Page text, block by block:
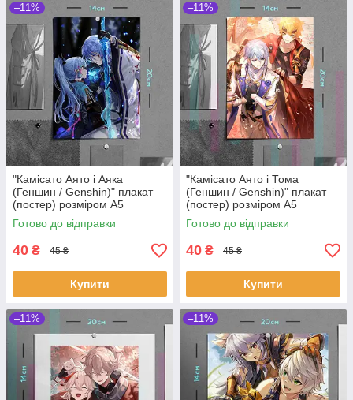
–11%
"Камісато Аято і Аяка
(Геншин / Genshin)" плакат
(постер) розміром А5
(14х20см)
Готово до відправки
40 ₴ 45 ₴
Купити
–11%
"Камісато Аято і Тома
(Геншин / Genshin)" плакат
(постер) розміром А5
(14х20см)
Готово до відправки
40 ₴ 45 ₴
Купити
–11% –11%